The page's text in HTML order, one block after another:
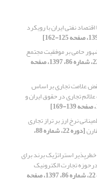
نفتی ایران با رویکرد
حامی بر موفقیت مجتمع
[دوره 22، شماره 86، 1397، صفحه
علامت تجاری بر اساس
تجاری در حقوق ایران و
نرخ ارز بر تراز تجاری
[دوره 22، شماره 88،
استراتژیک برند برای
تجارت الکترونیک
[دوره 22، شماره 86، 1397، صفحه